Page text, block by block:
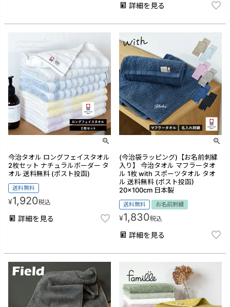
詳細を見る
今治タオル ロングフェイスタオル
2枚セット ナチュラルボーダー タ
オル 送料無料 (ポスト投函)
送料無料
¥1,920税込
詳細を見る
(今治袋ラッピング)【お名前刺繍
入り】 今治タオル マフラータオ
ル 1枚 with スポーツタオル タオ
ル 送料無料 (ポスト投函)
20×100cm 日本製
送料無料 お名前刺繍
¥1,830税込
詳細を見る